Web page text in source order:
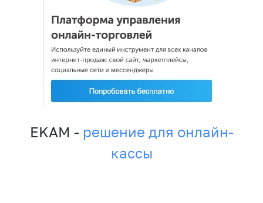
EKAM - решение для онлайн-
кассы